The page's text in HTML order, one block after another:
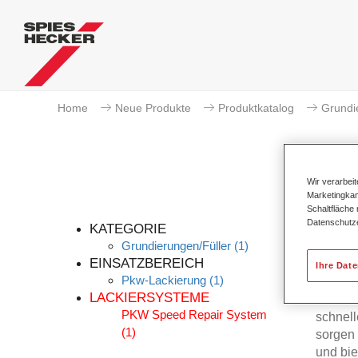
Home Neue Produkte Produktkatalog
KATEGORIE
Grundierungen/Füller (1)
EINSATZBEREICH
Pkw-Lackierung (1)
LACKIERSYSTEME
PKW Speed Repair System
(1)
sorgen
und
Wir
Schaltfläche
Ihre